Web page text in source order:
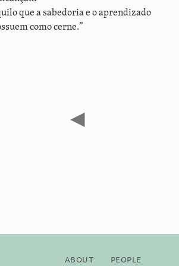
que a sabedoria e o aprendizado
como cerne.”
◀
About People